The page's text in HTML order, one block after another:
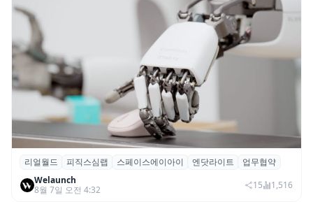
리얼월드, 로봇테크 스타트업 3곳과 손잡고
휴머노이드 표준 만든다
리얼월드 피직스심랩 스페이스에이아이 엔닷라이트
업무협약
Welaunch
8월 7일 오전 4:32
15 1,516